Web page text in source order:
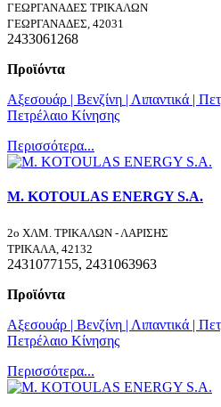
ΓΕΩΡΓΑΝΑΔΕΣ ΤΡΙΚΑΛΩΝ
ΓΕΩΡΓΑΝΑΔΕΣ, 42031
2433061268
Προϊόντα
Αξεσουάρ | Βενζίνη | Λιπαντικά |
Πετρέλαιο Κίνησης
Περισσότερα...
M. KOTOULAS ENERGY S.A.
2ο ΧΛΜ. ΤΡΙΚΑΛΩΝ - ΛΑΡΙΣΗΣ
ΤΡΙΚΑΛΑ, 42132
2431077155, 2431063963
Προϊόντα
Αξεσουάρ | Βενζίνη | Λιπαντικά |
Πετρέλαιο Κίνησης
Περισσότερα...